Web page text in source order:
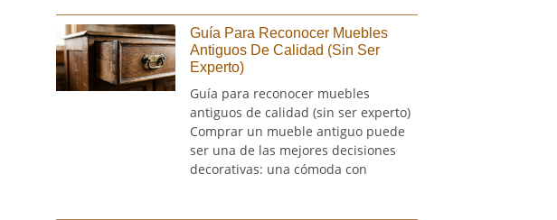
Guía Para Reconocer Muebles
Antiguos De Calidad (sin Ser
Experto)
Guía para reconocer muebles
antiguos de calidad (sin ser experto)
Comprar un mueble antiguo puede
ser una de las mejores decisiones
decorativas: una cómoda con